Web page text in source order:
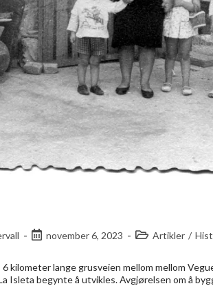
november 6, 2023 Artikler /
kilometer lange grusveien mellom mellom
Isleta begynte å utvikles. Avgjørelsen om å